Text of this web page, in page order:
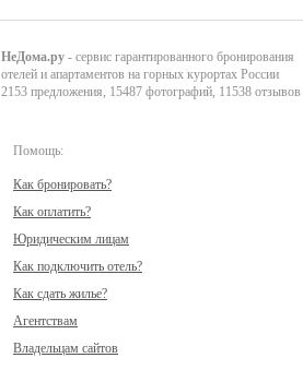
НеДома.ру - сервис гарантированного бронирования
отелей и апартаментов на горных курортах России
2153 предложения, 15487 фотографий, 11538 отзывов
Помощь:
Как бронировать?
Как оплатить?
Юридическим лицам
Как подключить отель?
Как сдать жилье?
Агентствам
Владельцам сайтов